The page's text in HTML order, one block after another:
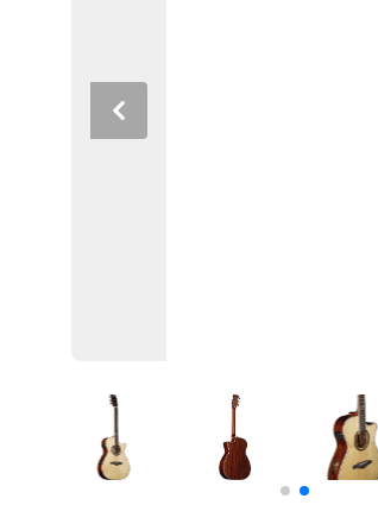
Previous